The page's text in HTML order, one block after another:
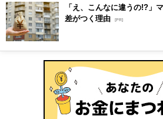
「え、こんなに違うの!?」
差がつく理由 [PR]